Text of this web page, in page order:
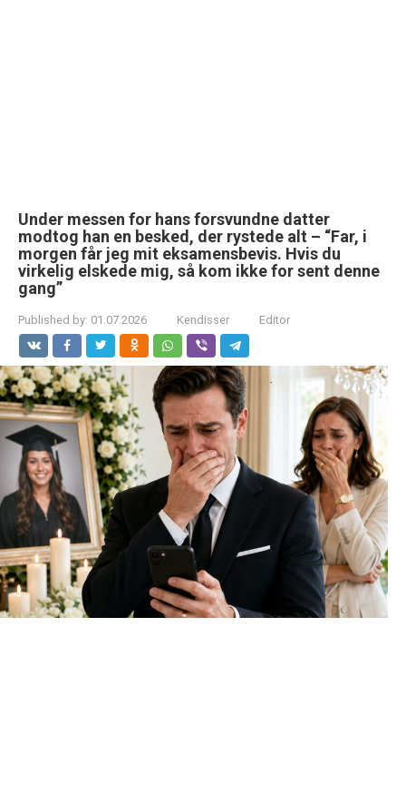
Under messen for hans forsvundne datter
modtog han en besked, der rystede alt – “Far, i
morgen får jeg mit eksamensbevis. Hvis du
virkelig elskede mig, så kom ikke for sent denne
gang”
Published by: 01.07.2026 Kendisser Editor